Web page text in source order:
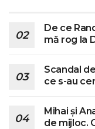
De ce
mă rog la
Scandal
ce s-au
Mihai și
de mijloc.